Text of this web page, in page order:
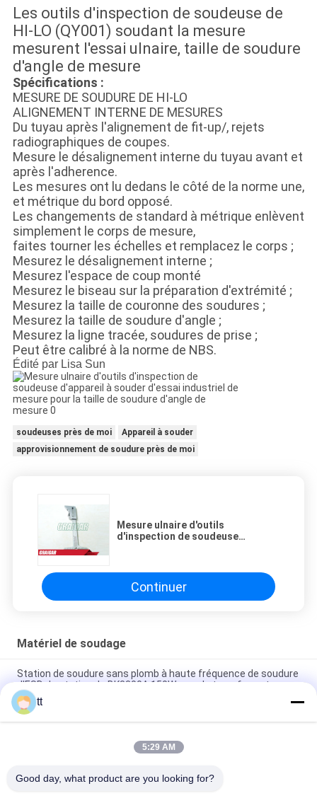
Les outils d'inspection de soudeuse de
HI-LO (QY001) soudant la mesure
mesurent l'essai ulnaire, taille de soudure
d'angle de mesure
Spécifications :
MESURE DE SOUDURE DE HI-LO
ALIGNEMENT INTERNE DE MESURES
Du tuyau après l'alignement de fit-up/, rejets
radiographiques de coupes.
Mesure le désalignement interne du tuyau avant et
après l'adherence.
Les mesures ont lu dedans le côté de la norme une,
et métrique du bord opposé.
Les changements de standard à métrique enlèvent
simplement le corps de mesure,
faites tourner les échelles et remplacez le corps ;
Mesurez le désalignement interne ;
Mesurez l'espace de coup monté
Mesurez le biseau sur la préparation d'extrémité ;
Mesurez la taille de couronne des soudures ;
Mesurez la taille de soudure d'angle ;
Mesurez la ligne tracée, soudures de prise ;
Peut être calibré à la norme de NBS.
Édité par Lisa Sun
soudeuses près de moi
Appareil à souder
approvisionnement de soudure près de moi
Mesure ulnaire d'outils
d'inspection de soudeuse
de soudure d'angle de mesure
Continuer
Matériel de soudage
Station de soudure sans plomb à haute fréquence de soudure
d'ESD de station de BK3300A 150W avec le transformateur
200V soudant le câblage cuivre pur flexible a étamé la norme
IEC60245-6
Station de soudure d'AOYUE 908+ pour réparer le téléphone
tt
5:29 AM
Good day, what product are you looking for?